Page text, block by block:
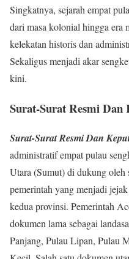
Singkatnya, sejarah empat
dari masa kolonial hingga era
kelekatan historis dan
Sekaligus menjadi akar
kini.
Surat-Surat Resmi Dan
Surat-Surat Resmi Dan
administratif empat pulau
Utara (Sumut) di dukung oleh
pemerintah yang menjadi
kedua provinsi. Pemerintah
dokumen lama sebagai
Panjang, Pulau Lipan, Pulau